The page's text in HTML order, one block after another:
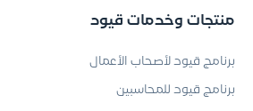
منتجات وخدمات قيود
برنامج قيود لأصحاب الأعمال
برنامج قيود للمحاسبين